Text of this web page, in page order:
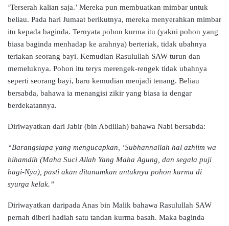
‘Terserah kalian saja.’ Mereka pun membuatkan mimbar untuk
beliau. Pada hari Jumaat berikutnya, mereka menyerahkan mimbar
itu kepada baginda. Ternyata pohon kurma itu (yakni pohon yang
biasa baginda menhadap ke arahnya) berteriak, tidak ubahnya
teriakan seorang bayi. Kemudian Rasulullah SAW turun dan
memeluknya. Pohon itu terys merengek-rengek tidak ubahnya
seperti seorang bayi, baru kemudian menjadi tenang. Beliau
bersabda, bahawa ia menangisi zikir yang biasa ia dengar
berdekatannya.
Diriwayatkan dari Jabir (bin Abdillah) bahawa Nabi bersabda:
“Barangsiapa yang mengucapkan, ‘Subhannallah hal azhiim wa
bihamdih (Maha Suci Allah Yang Maha Agung, dan segala puji
bagi-Nya), pasti akan ditanamkan untuknya pohon kurma di
syurga kelak.”
Diriwayatkan daripada Anas bin Malik bahawa Rasulullah SAW
pernah diberi hadiah satu tandan kurma basah. Maka baginda